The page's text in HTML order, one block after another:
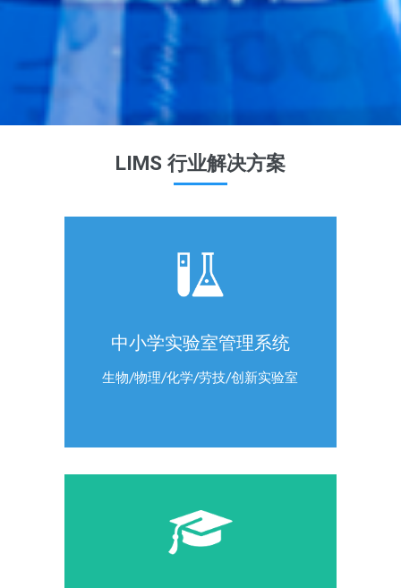
LIMS 行业解决方案
中小学实验室管理系统
生物/物理/化学/劳技/创新实验室